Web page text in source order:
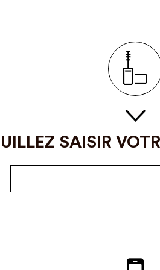
SAISIR